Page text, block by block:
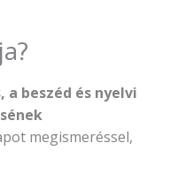
a beszéd és nyelvi
megismeréssel,